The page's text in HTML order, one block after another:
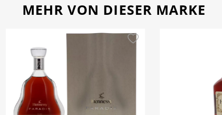
MEHR VON DIESER MARKE